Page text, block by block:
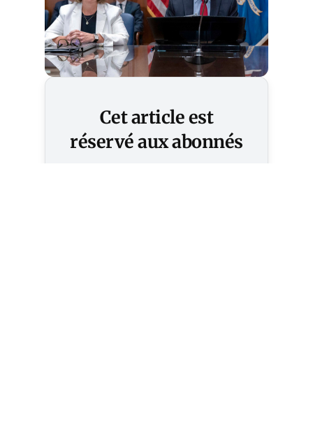
Cet article est
réservé aux abonnés